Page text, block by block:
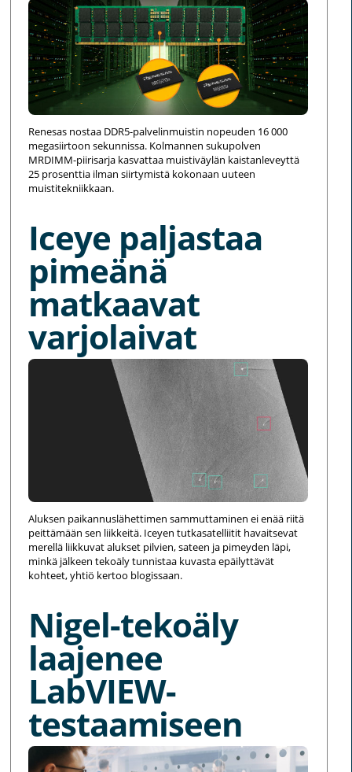
Renesas nostaa DDR5-palvelinmuistin nopeuden 16 000
megasiirtoon sekunnissa. Kolmannen sukupolven
MRDIMM-piirisarja kasvattaa muistiväylän kaistanleveyttä
25 prosenttia ilman siirtymistä kokonaan uuteen
muistitekniikkaan.
Iceye paljastaa
pimeänä
matkaavat
varjolaivat
Aluksen paikannuslähettimen sammuttaminen ei enää riitä
peittämään sen liikkeitä. Iceyen tutkasatelliitit havaitsevat
merellä liikkuvat alukset pilvien, sateen ja pimeyden läpi,
minkä jälkeen tekoäly tunnistaa kuvasta epäilyttävät
kohteet, yhtiö kertoo blogissaan.
Nigel-tekoäly
laajenee
LabVIEW-
testaamiseen